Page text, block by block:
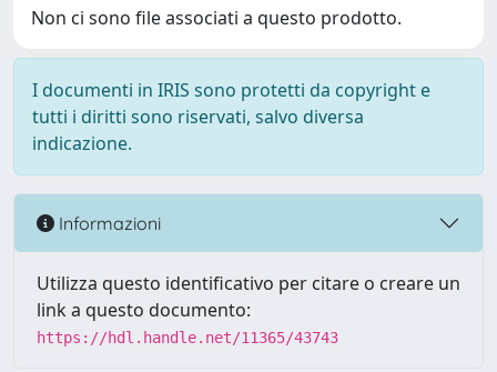
Non ci sono file associati a questo prodotto.
I documenti in IRIS sono protetti da copyright e
tutti i diritti sono riservati, salvo diversa
indicazione.
Informazioni
Utilizza questo identificativo per citare o creare un
link a questo documento:
https://hdl.handle.net/11365/43743